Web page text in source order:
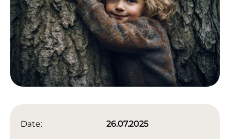
Date: 26.07.2025